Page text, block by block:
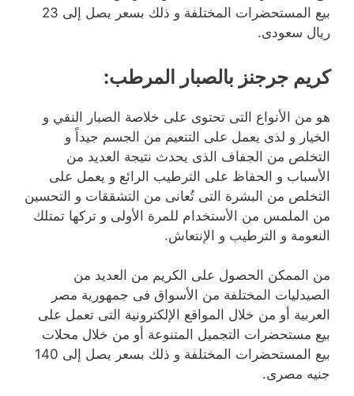
بيع المستحضرات المختلفة و ذلك بسعر يصل إلى 23
ريال سعودى.
كريم جرجنز بالصبار المرطب:
هو من الأنواع التى تحتوى على خلاصة الصبار النقي و
الخيار و لذى يعمل على التنعيم من الجسم جيداً و
التخلص من الجفاف الذى يحدث نتيجة العديد من
الأسباب و الحفاظ على الترطيب الرائع و يعمل على
التخلص من البشرة التى تُعانى من التشققات و التحسين
من الملمس من الأستخدام للمرة الأولى و تركها تمتلك
النعومة و الترطيب و الإنتعاش.
من الممكن الحصول على الكريم من العديد من
الصيدليات المختلفة من الأسواق فى جمهورية مصر
العربية أو من خلال المواقع الإلكترونية التى تعمل على
بيع مستحضرات التجميل المتنوعة أو من خلال محلات
بيع المستحضرات المختلفة و ذلك بسعر يصل إلى 140
جنيه مصرى.